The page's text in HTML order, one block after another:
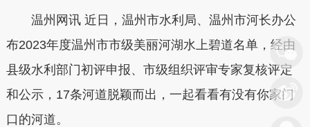
温州网讯 近日，温州市水利局、温州市河长办公
布2023年度温州市市级美丽河湖水上碧道名单，经由
县级水利部门初评申报、市级组织评审专家复核评定
和公示，17条河道脱颖而出，一起看看有没有你家门
口的河道。